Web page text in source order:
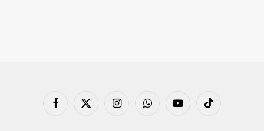
Facebook
X
InstagramWhatsAppYouTubeTikTok